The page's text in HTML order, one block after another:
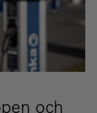
och